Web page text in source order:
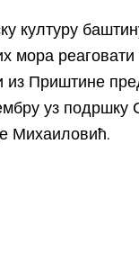
културу
мора
Приштине
уз
Михаиловић.